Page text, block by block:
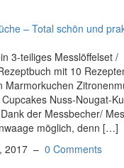
3-teiliges Messlöffelset /
mit 10
Marmorkuchen
Nuss-Nougat-
der Messbecher/
möglich, denn […]
2017 – 0 Comments